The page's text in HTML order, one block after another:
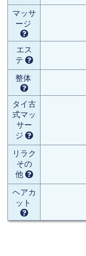
マッサ
ージ
エス
テ
整体
タイ古
式マッ
サー
ジ
リラク
その
他
ヘアカ
ット